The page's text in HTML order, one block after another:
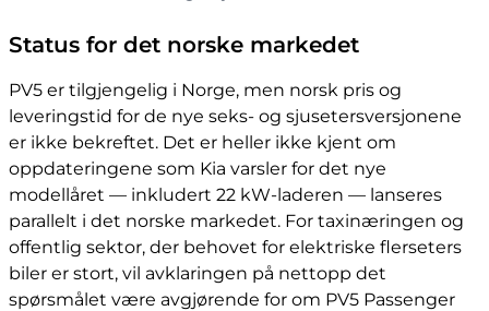
Status for det norske markedet
PV5 er tilgjengelig i Norge, men norsk pris og
leveringstid for de nye seks- og sjusetersversjonene
er ikke bekreftet. Det er heller ikke kjent om
oppdateringene som Kia varsler for det nye
modellåret — inkludert 22 kW-laderen — lanseres
parallelt i det norske markedet. For taxinæringen og
offentlig sektor, der behovet for elektriske flerseters
biler er stort, vil avklaringen på nettopp det
spørsmålet være avgjørende for om PV5 Passenger